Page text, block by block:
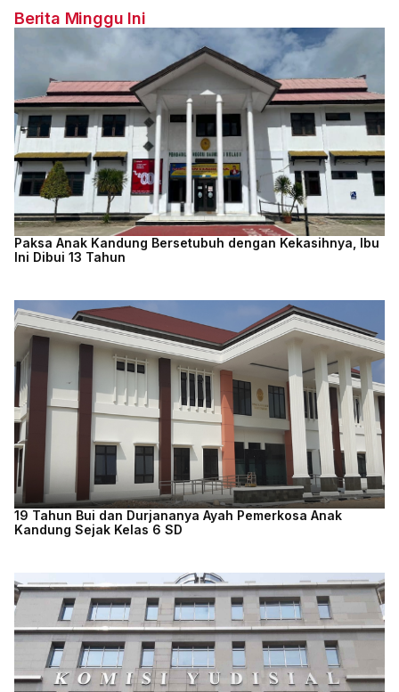
Berita Minggu Ini
Paksa Anak Kandung Bersetubuh dengan Kekasihnya, Ibu
Ini Dibui 13 Tahun
19 Tahun Bui dan Durjananya Ayah Pemerkosa Anak
Kandung Sejak Kelas 6 SD